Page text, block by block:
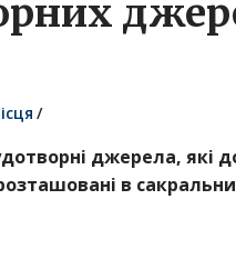
/
джерела,
в